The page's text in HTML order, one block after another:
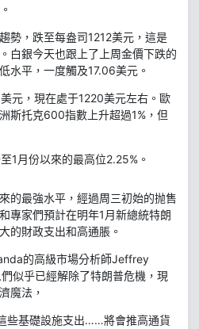
勢，跌至每盎司1212美元，這是
白銀今天也跟上了上周金價下跌的
水平，一度觸及17.06美元。
元，現在處于1220美元左右。歐
斯托克600指數上升超過1%，但
1月份以來的最高位2.25%。
的最強水平，經過周三初始的抛售
專家們預計在明年1月新總統特朗
的財政支出和高通脹。
的高級市場分析師Jeffrey
似乎已經解除了特朗普危機，現
魔法，
些基礎設施支出……將會推高通貨